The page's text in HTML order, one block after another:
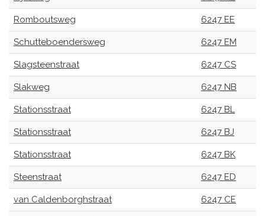
Romboutsweg 6247 EE
Schutteboendersweg 6247 EM
Slagsteenstraat 6247 CS
Slakweg 6247 NB
Stationsstraat 6247 BL
Stationsstraat 6247 BJ
Stationsstraat 6247 BK
Steenstraat 6247 ED
van Caldenborghstraat 6247 CE